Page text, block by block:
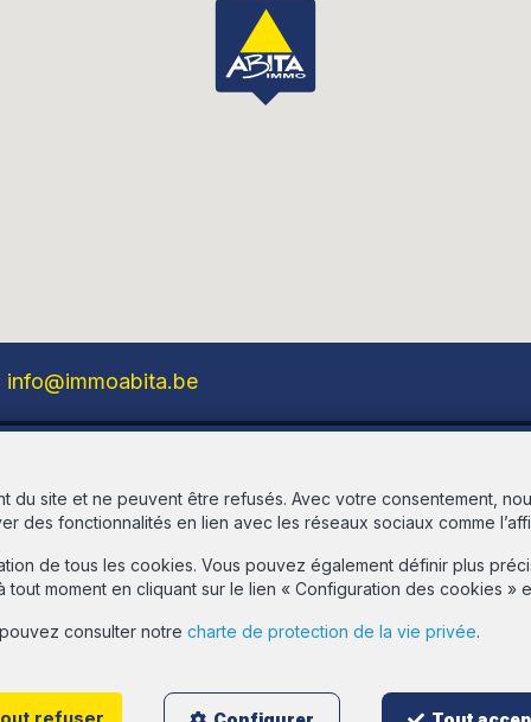
du site et ne peuvent être refusés. Avec votre consentement,
des fonctionnalités en lien avec les réseaux sociaux comme
de tous les cookies. Vous pouvez également définir plus
moment en cliquant sur le lien « Configuration des cookies »
consulter notre charte de protection de la vie privée.
info@immoabita.be
pm
number 513.516 - Company number: BE-
437.981.526 - rpm Brussels Control body: IPI,
to the IPI code of ethics:
www.ipi.be
General conditions of use of the site
Consent management